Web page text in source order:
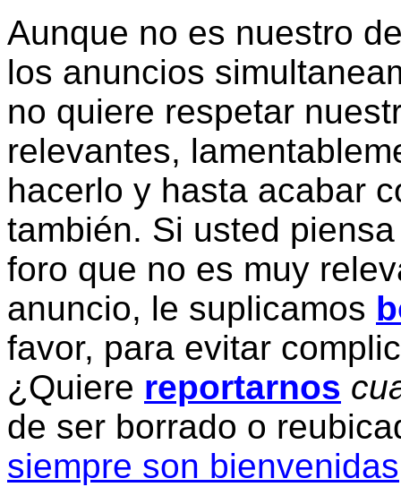
Aunque no es nuestro
los anuncios
no quiere respetar
relevantes,
hacerlo y hasta acabar
también. Si usted
foro que no es muy
anuncio, le suplicamos
favor, para evitar
¿Quiere reportarnos
de ser borrado o
siempre son bienvenidas